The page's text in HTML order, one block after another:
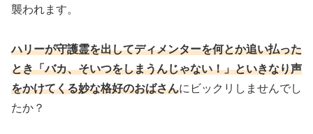
襲われます。
ハリーが守護霊を出してディメンターを何とか追い払った
とき「バカ、そいつをしまうんじゃない！」といきなり声
をかけてくる妙な格好のおばさんにビックリしませんでし
たか？